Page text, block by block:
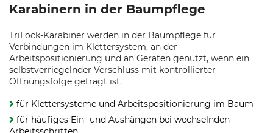
Karabinern in der Baumpflege
TriLock-Karabiner werden in der Baumpflege für
Verbindungen im Klettersystem, an der
Arbeitspositionierung und an Geräten genutzt, wenn ein
selbstverriegelnder Verschluss mit kontrollierter
Öffnungsfolge gefragt ist.
für Klettersysteme und Arbeitspositionierung im Baum
für häufiges Ein- und Aushängen bei wechselnden